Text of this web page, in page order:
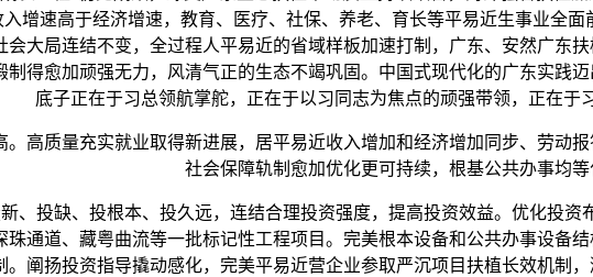
增速高于经济增速，教育、医疗、社保、养老、育长等平易近生事业全
大局连结不变，全过程人平易近的省域样板加速打制，广东、安然广东
得愈加顽强无力，风清气正的生态不竭巩固。中国式现代化的广东实践
底子正在于习总领航掌舵，正在于以习同志为焦点的顽强带领，正在于
量充实就业取得新进展，居平易近收入增加和经济增加同步、劳动报
社会保障轨制愈加优化更可持续，根基公共办事均等
投缺、投根本、投久远，连结合理投资强度，提高投资效益。优化投资
通道、藏粤曲流等一批标记性工程项目。完美根本设备和公共办事设备
阐扬投资指导撬动感化，完美平易近营企业参取严沉项目扶植长效机制